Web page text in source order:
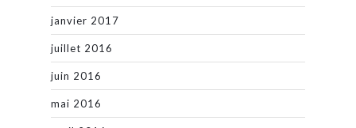
janvier 2017
juillet 2016
juin 2016
mai 2016